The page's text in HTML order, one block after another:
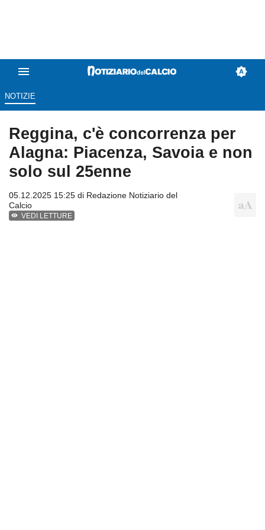
NOTIZIE
Reggina, c'è concorrenza per
Alagna: Piacenza, Savoia e non
solo sul 25enne
05.12.2025 15:25 di Redazione Notiziario del
Calcio
VEDI LETTURE